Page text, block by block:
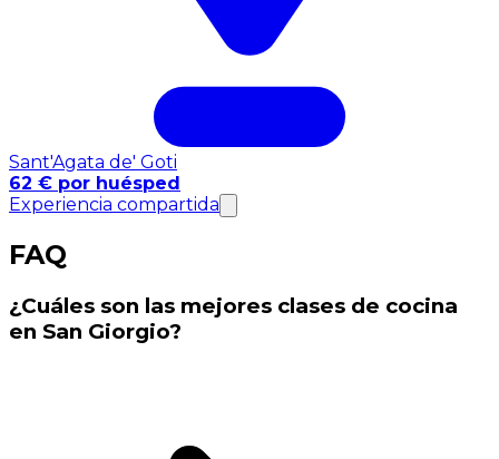
Sant'Agata de' Goti
62 € por huésped
Experiencia compartida
FAQ
¿Cuáles son las mejores clases de cocina
en San Giorgio?